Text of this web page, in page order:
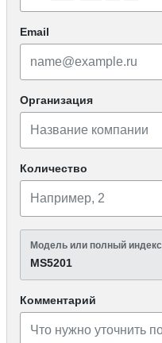
Email
Организация
Количество
Модель или полный индекс
MS5201
Комментарий